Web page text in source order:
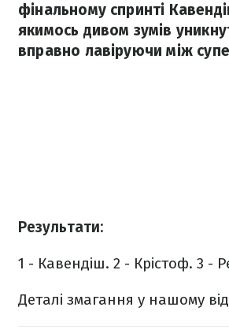
фінальному спринті
якимось дивом зумів
вправно лавіруючи між
Результати:
1 - Кавендіш. 2 - Крістоф. 3 -
Деталі змагання у нашому